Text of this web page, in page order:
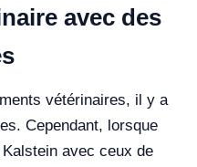
avec des
vétérinaires, il y a
Cependant, lorsque
avec ceux de